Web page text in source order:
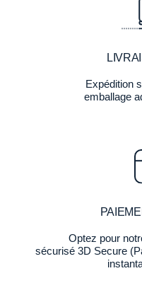
Expédition
emballage
Optez pour
sécurisé 3D Secure